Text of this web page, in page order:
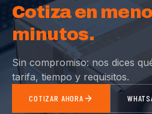
Cotiza en
minutos.
Sin compromiso: nos dices
tarifa, tiempo y requisitos.
COTIZAR AHORA